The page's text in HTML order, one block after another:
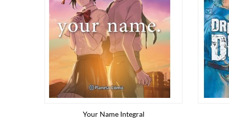
Your Name Integral